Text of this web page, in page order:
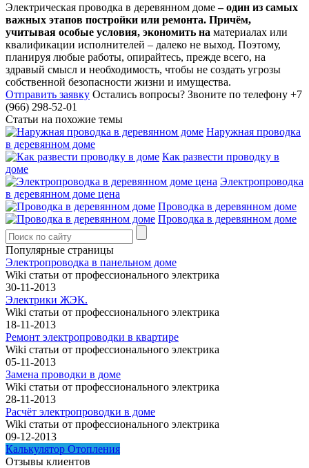
Электрическая проводка в деревянном доме– один из самых
важных этапов постройки или ремонта. Причём,
учитывая особые условия, экономить на материалах или
квалификации исполнителей – далеко не выход. Поэтому,
планируя любые работы, опирайтесь, прежде всего, на
здравый смысл и необходимость, чтобы не создать угрозы
собственной безопасности жизни и имущества.
Отправить заявку Остались вопросы? Звоните по телефону +7
(966) 298-52-01
Статьи на похожие темы
Наружная проводка
в деревянном доме
Как развести проводку в
доме
Электропроводка
в деревянном доме цена
Проводка в деревянном доме
Проводка в деревянном доме
Популярные страницы
Электропроводка в панельном доме
Wiki статьи от профессионального электрика
30-11-2013
Электрики ЖЭК.
Wiki статьи от профессионального электрика
18-11-2013
Ремонт электропроводки в квартире
Wiki статьи от профессионального электрика
05-11-2013
Замена проводки в доме
Wiki статьи от профессионального электрика
28-11-2013
Расчёт электропроводки в доме
Wiki статьи от профессионального электрика
09-12-2013
Калькулятор Отопления
Отзывы клиентов